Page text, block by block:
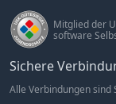
Mitglied der
software
Sichere
Alle Verbindungen sind